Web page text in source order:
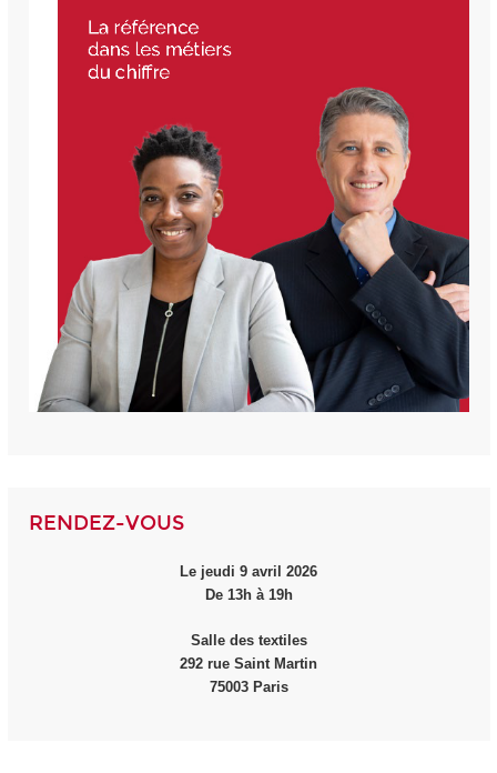
RENDEZ-VOUS
Le jeudi 9 avril 2026
De 13h à 19h
Salle des textiles
292 rue Saint Martin
75003 Paris